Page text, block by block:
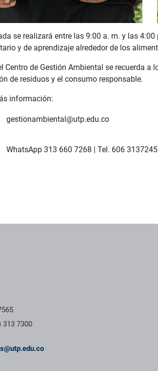
se realizará entre las 9:00 a. m. y las
y de aprendizaje alrededor de los
Centro de Gestión Ambiental se recuerda
de residuos y el consumo responsable.
información:
gestionambiental@utp.edu.co
WhatsApp 313 660 7268 | Tel. 606 3137245
313 7300